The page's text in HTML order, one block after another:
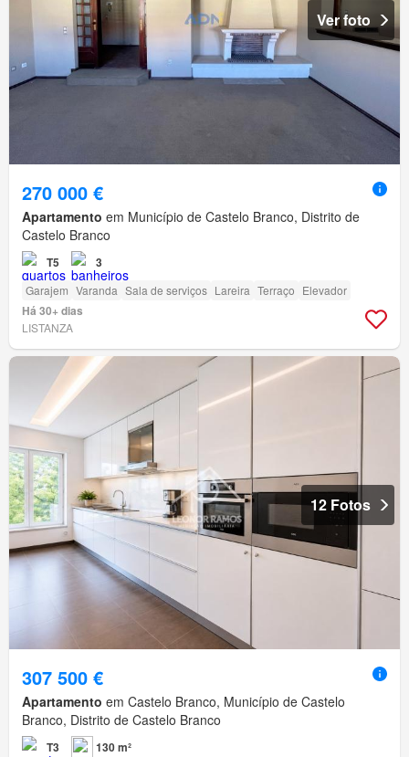
Ver foto
270 000 €
Apartamento em Município de Castelo Branco, Distrito de
Castelo Branco
T5 3
Garajem Varanda Sala de serviços Lareira Terraço Elevador
Há 30+ dias
LISTANZA
12 Fotos
307 500 €
Apartamento em Castelo Branco, Município de Castelo
Branco, Distrito de Castelo Branco
T3 130 m²